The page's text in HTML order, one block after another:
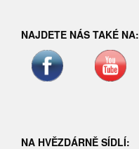
NAJDETE NÁS TAKÉ NA:
NA HVĚZDÁRNĚ SÍDLÍ: